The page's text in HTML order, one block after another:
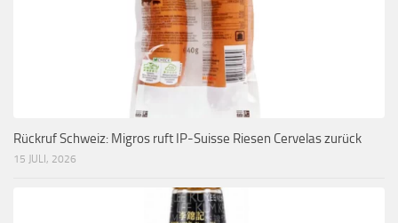
Rückruf Schweiz: Migros ruft IP-Suisse Riesen Cervelas zurück
15 JULI, 2026